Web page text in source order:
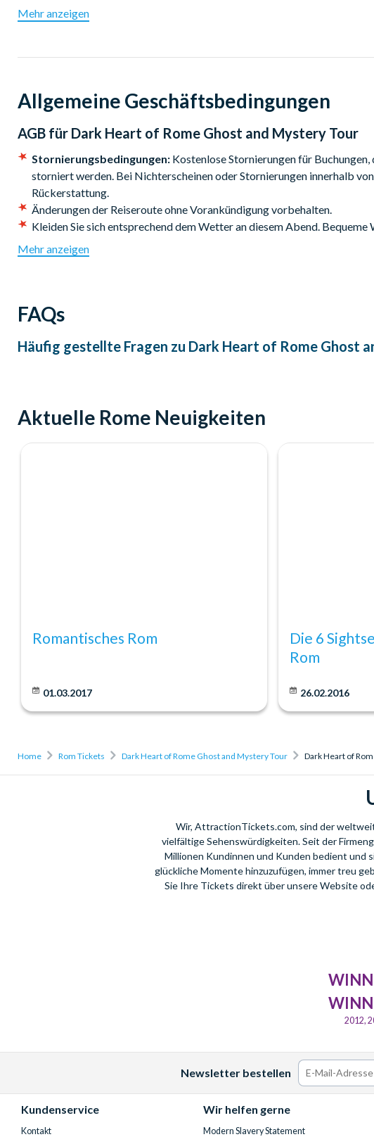
Geheimnisse der Ewigen Stadt auf höchst unterhaltsame und informative
Hören Sie aufmerksam zu, wenn Sie unterwegs schaurige Geschichten und
dass Sie die Ewige Stadt nie wieder in demselben Licht sehen werden.
Beginn der Tour:
21:15 Uhr.
Dauer:
90 Minuten.
Mehr anzeigen
Allgemeine Geschäftsbedingungen
AGB für Dark Heart of Rome Ghost and Mystery Tour
Stornierungsbedingungen: Kostenlose Stornierungen für
storniert werden. Bei Nichterscheinen oder Stornierungen innerhalb
Rückerstattung.
Änderungen der Reiseroute ohne Vorankündigung vorbehalten.
Kleiden Sie sich entsprechend dem Wetter an diesem Abend. Bequeme
Mehr anzeigen
FAQs
Häufig gestellte Fragen zu Dark Heart of Rome Ghost
Aktuelle Rome Neuigkeiten
Romantisches Rom
01.03.2017
Die 6
Rom
26.02.2016
Home Rom Tickets Dark Heart of Rome Ghost and Mystery Tour Dark Heart of
Wir, AttractionTickets.com, sind der
vielfältige Sehenswürdigkeiten. Seit der
Millionen Kundinnen und Kunden bedient und
glückliche Momente hinzuzufügen, immer treu
Sie Ihre Tickets direkt über unsere Website
2012,
Newsletter bestellen
Kundenservice
Kontakt
Wir helfen gerne
Modern Slavery Statement